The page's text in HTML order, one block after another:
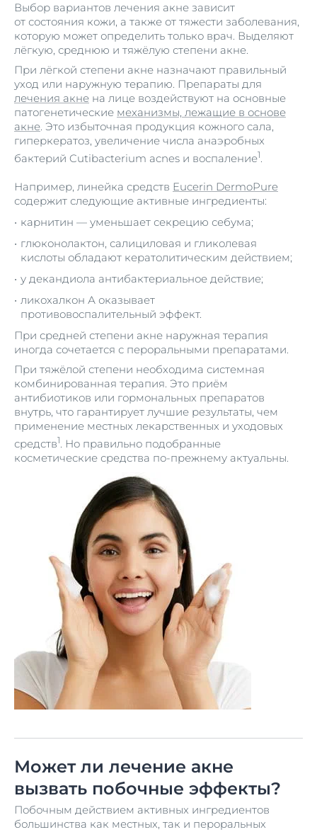
Выбор вариантов лечения акне зависит
от состояния кожи, а также от тяжести заболевания,
которую может определить только врач. Выделяют
лёгкую, среднюю и тяжёлую степени акне.
При лёгкой степени акне назначают правильный
уход или наружную терапию. Препараты для
лечения акне на лице воздействуют на основные
патогенетические механизмы, лежащие в основе
акне. Это избыточная продукция кожного сала,
гиперкератоз, увеличение числа анаэробных
бактерий Cutibacterium acnes и воспаление1.
Например, линейка средств Eucerin DermoPure
содержит следующие активные ингредиенты:
карнитин — уменьшает секрецию себума;
глюконолактон, салициловая и гликолевая
кислоты обладают кератолитическим действием;
у декандиола антибактериальное действие;
ликохалкон А оказывает
противовоспалительный эффект.
При средней степени акне наружная терапия
иногда сочетается с пероральными препаратами.
При тяжёлой степени необходима системная
комбинированная терапия. Это приём
антибиотиков или гормональных препаратов
внутрь, что гарантирует лучшие результаты, чем
применение местных лекарственных и уходовых
средств1. Но правильно подобранные
косметические средства по-прежнему актуальны.
Может ли лечение акне
вызвать побочные эффекты?
Побочным действием активных ингредиентов
большинства как местных, так и пероральных